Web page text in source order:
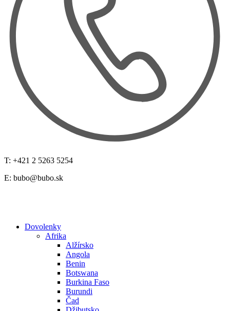
T: +421 2 5263 5254
E: bubo@bubo.sk
Dovolenky
Afrika
Alžírsko
Angola
Benin
Botswana
Burkina Faso
Burundi
Čad